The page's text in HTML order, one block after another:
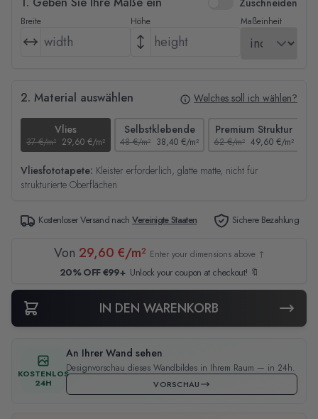
Breite Höhe Maßeinheit
2. Material auswählen Welches soll ich wählen?
Vlies
37 €/m² 29,60 €/m²
Selbstklebende
48 €/m² 38,40 €/m²
Premium Struktur
62 €/m² 49,60 €/m²
Vliesfototapete: Kleister erforderlich, glatte matte, nicht für
strukturierte Oberflächen
Kostenloser Versand nachVereinigte Staaten Sichere Bezahlung
Von 29,60 €/m² Enter your dimensions above ↑
20% OFF €99+ Unlock your coupon at checkout! 🔖
IN DEN WARENKORB
KOSTENLOS
24H
An Ihrer Wand sehen
Designvorschau dieses Wandbildes in Ihrem Raum — in 24h.
VORSCHAU